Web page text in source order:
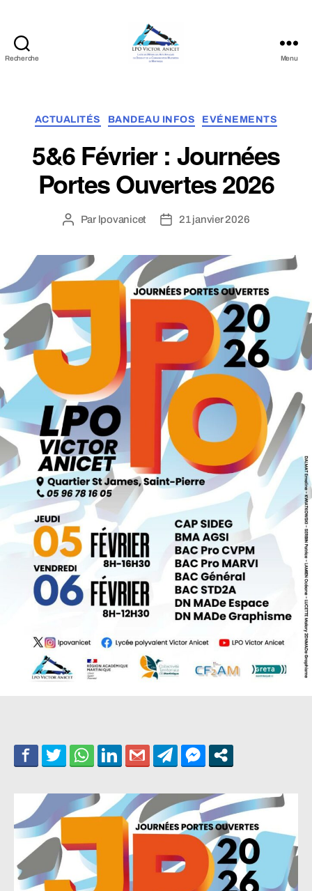
Recherche Menu
Catégories
ACTUALITÉS BANDEAU INFOS EVÉNEMENTS
5&6 Février : Journées
Portes Ouvertes 2026
Auteur
Par lpovanicet
Date21 janvier 2026